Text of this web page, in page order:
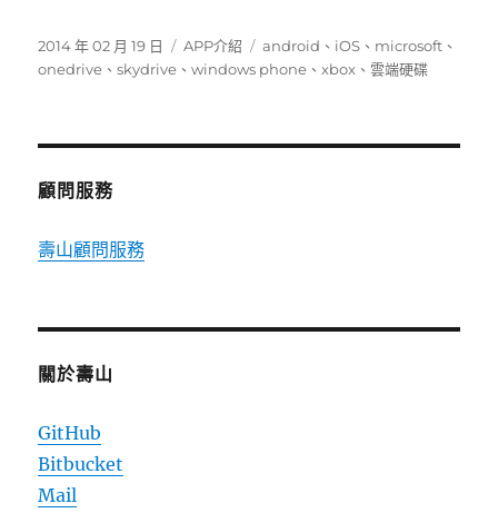
發
佈
2014 年 02 月 19 日
分
類
APP介紹
標
籤
android 、 iOS 、 microsoft 、
onedrive 、skydrive 、windows phone 、xbox 、雲端硬碟
顧問服務
壽山顧問服務
關於壽山
GitHub
Bitbucket
Mail